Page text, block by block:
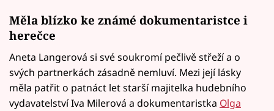
Měla blízko ke známé dokumentaristce i
herečce
Aneta Langerová si své soukromí pečlivě střeží a o
svých partnerkách zásadně nemluví. Mezi její lásky
měla patřit o patnáct let starší majitelka hudebního
vydavatelství Iva Milerová a dokumentaristka Olga